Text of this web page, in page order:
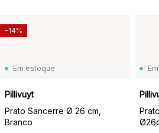
Em estoque
Pillivuyt
Prato Sancerre Ø 26 cm,
Branco
-14%